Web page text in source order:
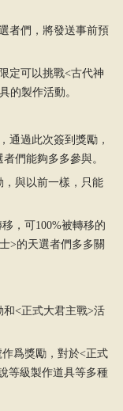
者們，將發送事前預
定可以挑戰<古代神
的製作活動。
通過此次簽到獎勵，
們能夠多多參與。
，與以前一樣，只能
，可100%被轉移的
>的天選者們多多關
和<正式大君主戰>活
爲獎勵，對於<正式
等級製作道具等多種